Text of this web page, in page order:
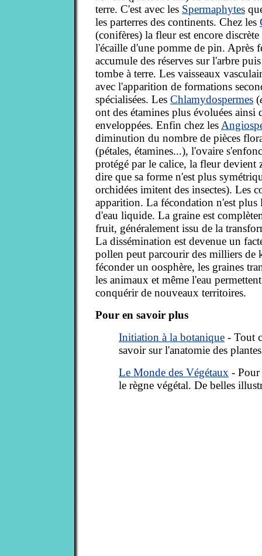
terre. C'est avec les Spermaphytes
les parterres des continents. Chez les
(conifères) la fleur est encore
l'écaille d'une pomme de pin. Après
accumule des réserves sur l'arbre
tombe à terre. Les vaisseaux
avec l'apparition de formations
spécialisées. Les Chlamydospermes (
ont des étamines plus évoluées ainsi
enveloppées. Enfin chez les
diminution du nombre de pièces
(pétales, étamines...), l'ovaire
protégé par le calice, la fleur devient
dire que sa forme n'est plus
orchidées imitent des insectes). Les
apparition. La fécondation n'est plus
d'eau liquide. La graine est
fruit, généralement issu de la
La dissémination est devenue un
pollen peut parcourir des milliers de
féconder un oosphère, les graines
les animaux et même l'eau
conquérir de nouveaux territoires.
Pour en savoir plus
Initiation à la botanique - Tout
savoir sur l'anatomie des
Le Monde des Végétaux - Pour
le règne végétal. De belles